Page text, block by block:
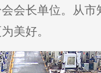
会长单位。从
美好。